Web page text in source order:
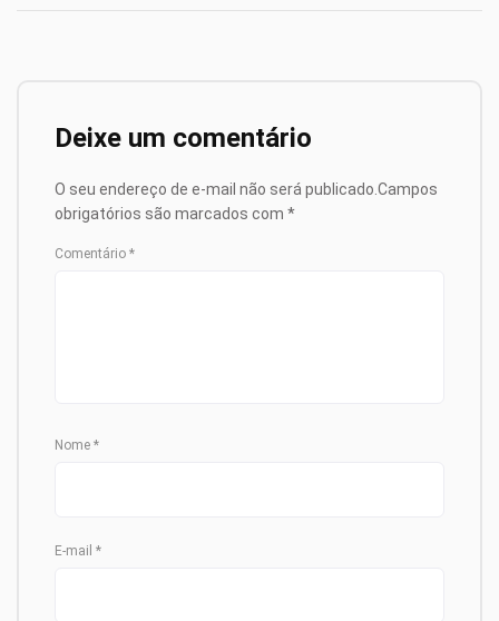
Deixe um comentário
O seu endereço de e-mail não será publicado. Campos
obrigatórios são marcados com *
Comentário *
Nome *
E-mail *